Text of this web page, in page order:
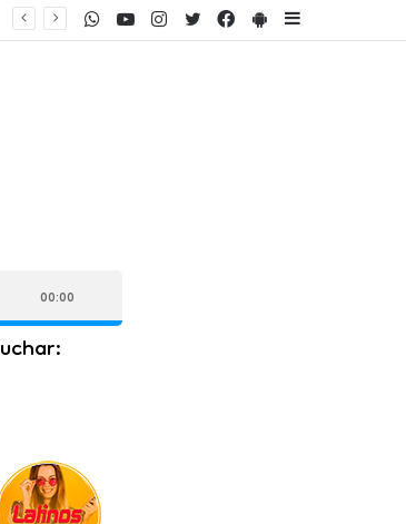
PlayStore
Facebook
Twitter
Instagram
Youtube
WhatsApp